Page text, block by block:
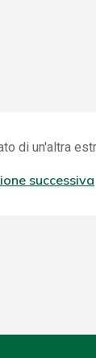
di un'altra
successiva